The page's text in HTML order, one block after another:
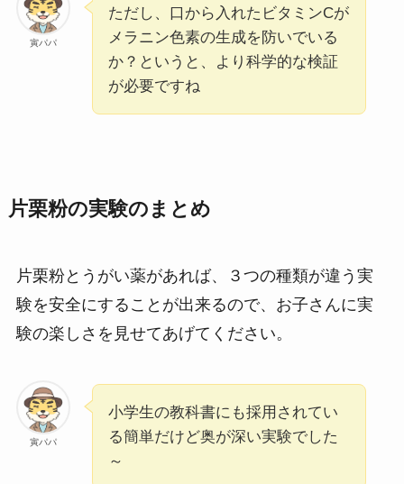
寅パパ
ただし、口から入れたビタミンCが
メラニン色素の生成を防いでいる
か？というと、より科学的な検証
が必要ですね
片栗粉の実験のまとめ
片栗粉とうがい薬があれば、３つの種類が違う実
験を安全にすることが出来るので、お子さんに実
験の楽しさを見せてあげてください。
寅パパ
小学生の教科書にも採用されてい
る簡単だけど奥が深い実験でした
～